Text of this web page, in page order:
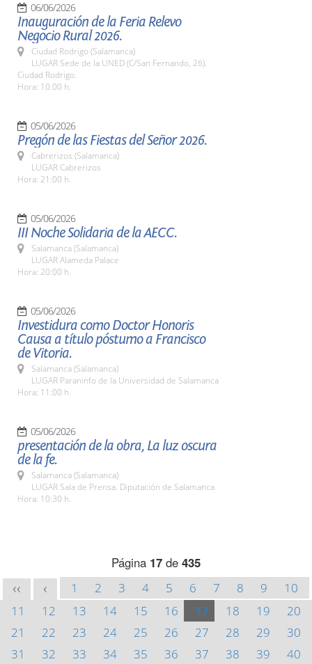
06/06/2026
Inauguración de la Feria Relevo
Negocio Rural 2026.
Ciudad Rodrigo (Salamanca)
LUGAR Sede de la UNED (C/San Fernando, 26).
Ciudad Rodrigo.
Hora: 10.00 h.
05/06/2026
Pregón de las Fiestas del Señor 2026.
Cabrerizos (Salamanca)
LUGAR Cabrerizos
Hora: 21:00 h.
05/06/2026
III Noche Solidaria de la AECC.
Salamanca (Salamanca)
LUGAR Alameda Palace
Hora: 20:00 h.
05/06/2026
Investidura como Doctor Honoris
Causa a título póstumo a Francisco
de Vitoria.
Salamanca (Salamanca)
LUGAR Paraninfo de la Universidad de Salamanca
Hora: 11:00 h.
05/06/2026
presentación de la obra, La luz oscura
de la fe.
Salamanca (Salamanca)
LUGAR Sala de Prensa. Diputación de Salamanca
Hora: 10:30 h.
Página 17 de 435
<< < 1 2 3 4 5 6 7 8 9
10
11
12 13 14 15 16 17 18 19
20
21
22 23 24 25 26 27 28 29
30
31
32 33 34 35 36 37 38 39
40